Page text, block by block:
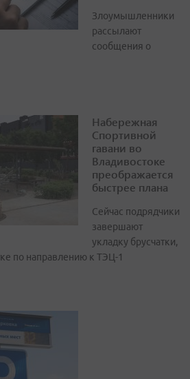
Злоумышленники
рассылают
сообщения о
Набережная
Спортивной
гавани во
Владивостоке
преображается
быстрее плана
Сейчас подрядчики
завершают
укладку брусчатки,
по направлению к ТЭЦ-1